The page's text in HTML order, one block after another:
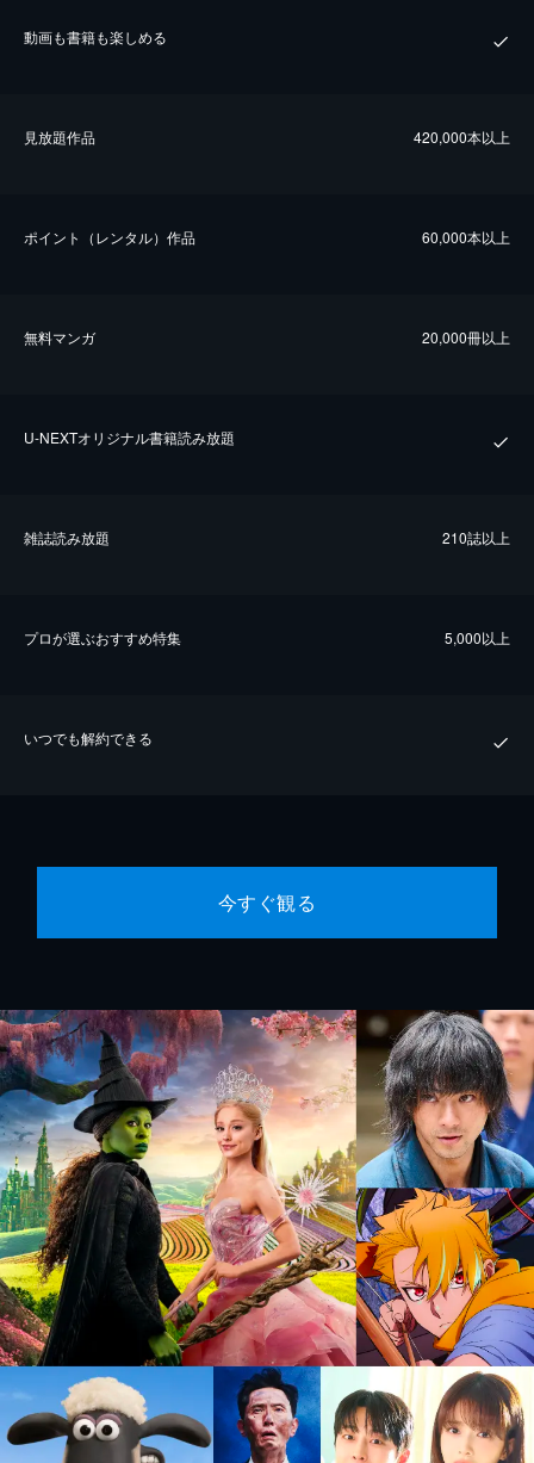
動画も書籍も楽しめる
⾒放題作品 420,000本以上
ポイント（レンタル）作品 60,000本以上
無料マンガ 20,000冊以上
U-NEXTオリジナル書籍読み放題
雑誌読み放題 210誌以上
プロが選ぶおすすめ特集 5,000以上
いつでも解約できる
今すぐ観る